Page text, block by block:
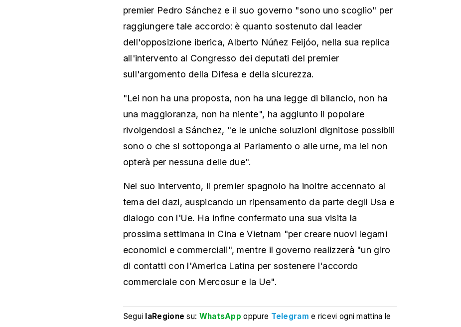
premier Pedro Sánchez e il suo governo "sono uno scoglio" per
raggiungere tale accordo: è quanto sostenuto dal leader
dell'opposizione iberica, Alberto Núñez Feijóo, nella sua replica
all'intervento al Congresso dei deputati del premier
sull'argomento della Difesa e della sicurezza.
"Lei non ha una proposta, non ha una legge di bilancio, non ha
una maggioranza, non ha niente", ha aggiunto il popolare
rivolgendosi a Sánchez, "e le uniche soluzioni dignitose possibili
sono o che si sottoponga al Parlamento o alle urne, ma lei non
opterà per nessuna delle due".
Nel suo intervento, il premier spagnolo ha inoltre accennato al
tema dei dazi, auspicando un ripensamento da parte degli Usa e
dialogo con l'Ue. Ha infine confermato una sua visita la
prossima settimana in Cina e Vietnam "per creare nuovi legami
economici e commerciali", mentre il governo realizzerà "un giro
di contatti con l'America Latina per sostenere l'accordo
commerciale con Mercosur e la Ue".
Segui laRegione su: WhatsApp oppure Telegram e ricevi ogni mattina le